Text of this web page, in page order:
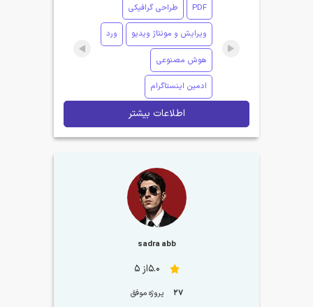
PDF طراحی گرافیکی
ویرایش و مونتاژ ویدیو ورد
هوش مصنوعی
ادمین اینستاگرام
اطلاعات بیشتر
sadra abb
5.0از 5
27 پروژه موفق